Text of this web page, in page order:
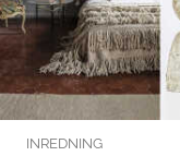
INREDNING